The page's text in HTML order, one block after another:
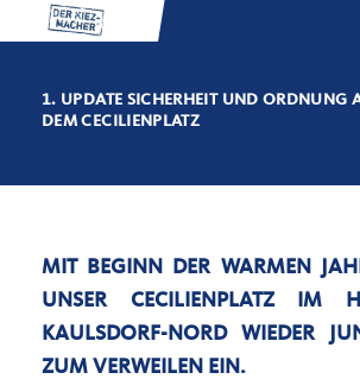
1. UPDATE SICHERHEIT UND ORDNUNG
DEM CECILIENPLATZ
MIT BEGINN DER WARMEN
UNSER CECILIENPLATZ IM
KAULSDORF-NORD WIEDER
ZUM VERWEILEN EIN.